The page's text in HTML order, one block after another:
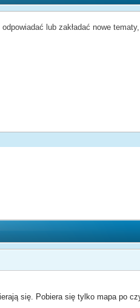
lub zakładać nowe
się. Pobiera się tylko mapa po